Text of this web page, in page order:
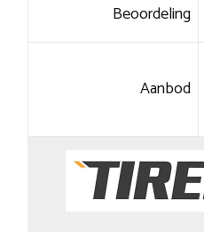
Beoordeling
Aanbod